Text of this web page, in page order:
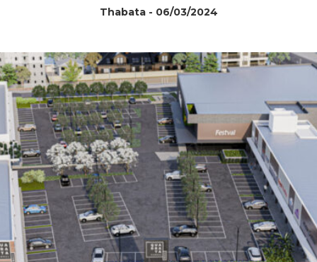
Thabata - 06/03/2024